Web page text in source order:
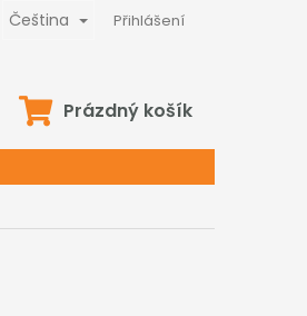
Čeština Přihlášení
NÁKUPNÍ
Prázdný košík